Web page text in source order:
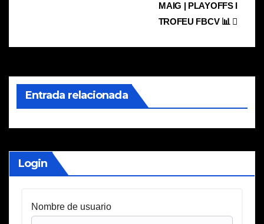
MAIG | PLAYOFFS I
TROFEU FBCV 📊
Entrada relacionada
Login
Nombre de usuario